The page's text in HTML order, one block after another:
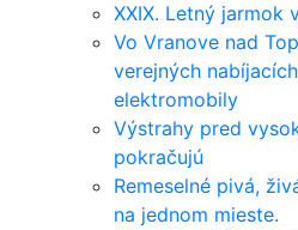
XXIX. Letný jarmok
Vo Vranove nad
verejných
elektromobily
Výstrahy pred
pokračujú
Remeselné pivá,
na jednom mieste.